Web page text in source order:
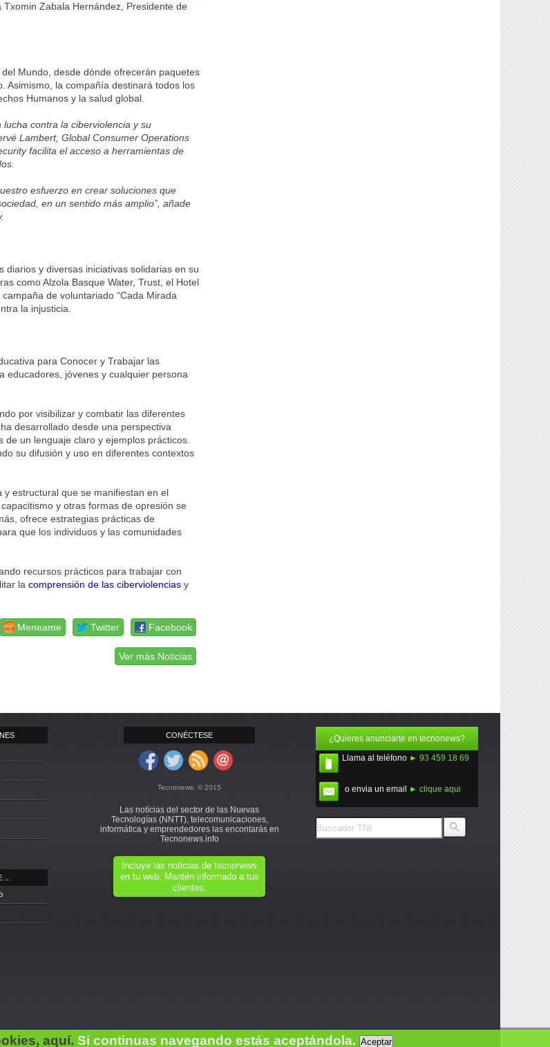
Txomin Zabala Hernández, Presidente de
Mundo, desde dónde ofrecerán paquetes
Asimismo, la compañía destinará todos los
Humanos y la salud global.
contra la ciberviolencia y su
Lambert, Global Consumer Operations
facilita el acceso a herramientas de
esfuerzo en crear soluciones que
en un sentido más amplio”, añade
y diversas iniciativas solidarias en su
como Alzola Basque Water, Trust, el Hotel
de voluntariado “Cada Mirada
la injusticia.
para Conocer y Trabajar las
educadores, jóvenes y cualquier persona
por visibilizar y combatir las diferentes
desarrollado desde una perspectiva
un lenguaje claro y ejemplos prácticos.
su difusión y uso en diferentes contextos
estructural que se manifiestan en el
y otras formas de opresión se
ofrece estrategias prácticas de
que los individuos y las comunidades
recursos prácticos para trabajar con
lacomprensión de las ciberviolencias y
Facebook
Twitter
Meneame
Ver más Noticias
CONÉCTESE
Tecnonews. © 2015
Las notícias del sector de las Nuevas
Tecnologías (NNTT), telecomunicaciones,
informática y emprendedores las encontarás en
Tecnonews.info
Incluye las noticias de tecnonews
en tu web. Mantén informado a tus
clientes.
¿Quieres anunciarte en tecnonews?
Llama al teléfono ► 93 459 18 69
o envia un email ► clique aqui
aquí. Si continuas navegando estás aceptándola.Aceptar